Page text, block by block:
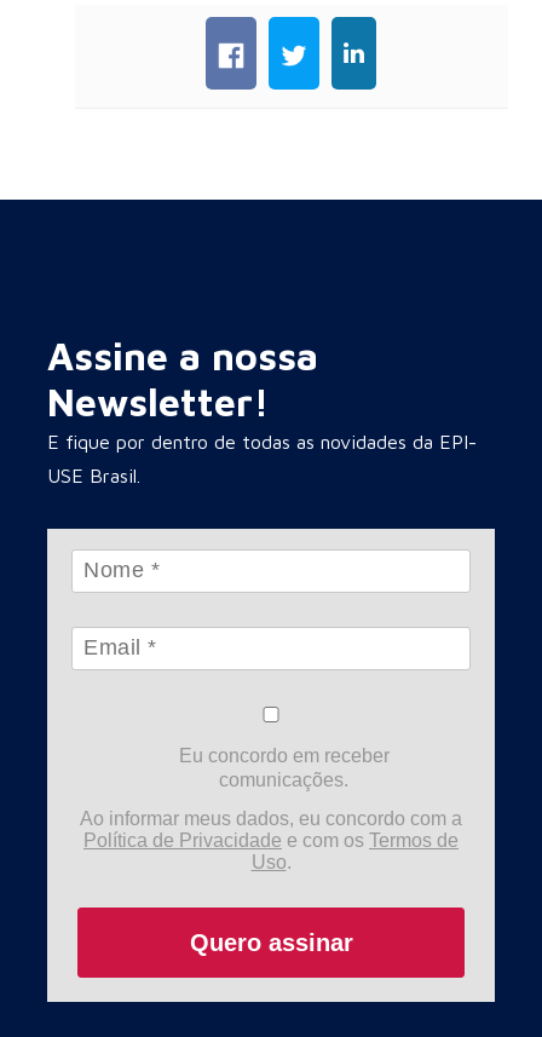
Assine a nossa
Newsletter!
E fique por dentro de todas as novidades da EPI-
USE Brasil.
Eu concordo em receber
comunicações.
Ao informar meus dados, eu concordo com a
Política de Privacidade e com os Termos de
Uso.
Quero assinar